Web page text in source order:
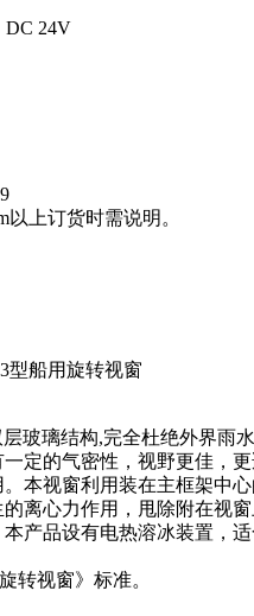
DC 24V
上订货时需说明。
型船用旋转视窗
玻璃结构,完全杜绝外界雨
定的气密性，视野更佳，
本视窗利用装在主框架中
离心力作用，甩除附在视窗
产品设有电热溶冰装置，
转视窗》标准。